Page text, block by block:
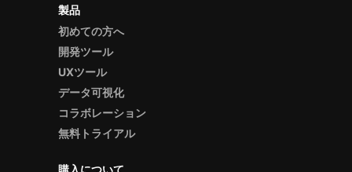
製品
初めての方へ
開発ツール
UXツール
データ可視化
コラボレーション
無料トライアル